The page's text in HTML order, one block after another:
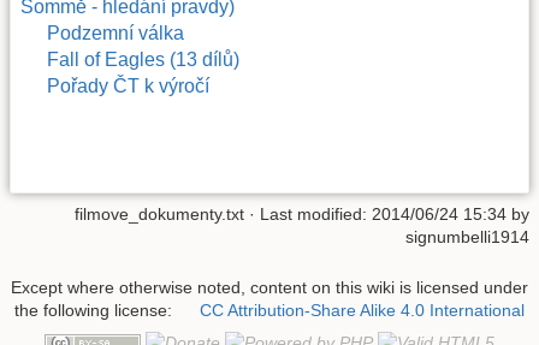
Sommě - hledání pravdy)
Podzemní válka
Fall of Eagles (13 dílů)
Pořady ČT k výročí
filmove_dokumenty.txt · Last modified: 2014/06/24 15:34 by
signumbelli1914
Except where otherwise noted, content on this wiki is licensed under
the following license:
CC Attribution-Share Alike 4.0 International